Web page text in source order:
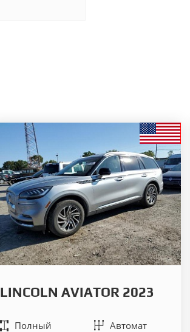
LINCOLN AVIATOR 2023
Полный
Автомат